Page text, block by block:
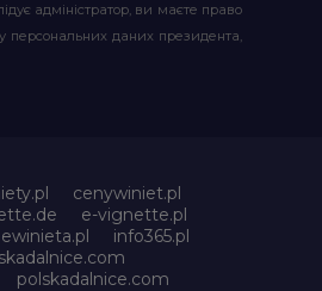
адміністратор, ви маєте право
персональних даних президента,
cenywiniet.pl
e-vignette.pl
ewinieta.pl
info365.pl
polskadalnice.com